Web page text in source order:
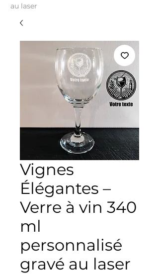
au laser
Vignes
Élégantes –
Verre à vin 340
ml
personnalisé
gravé au laser